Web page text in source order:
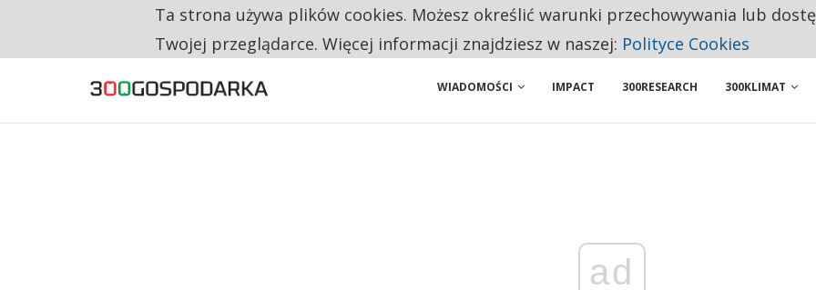
CO TRZECIĄ ZŁOTÓWKĘ Z EMERYTURY SENIORZY PRZEZNACZAJĄ NA PODSTAWOWE ZAKUPY
NA JEDEN WAKAT PRZYPADAJĄ 62 ZGŁOSZENIA. WIELU KANDYDATÓW NIE ROZPOCZYNA PRACY
WIADOMOŚCI IMPACT 300RESEARCH 300KLIMAT
ad
Ta strona używa plików cookies. Możesz określić warunki przechowywania lub
Twojej przeglądarce. Więcej informacji znajdziesz w naszej: Polityce Cookies